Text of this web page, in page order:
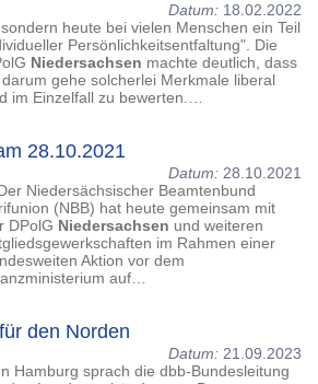
Datum: 18.02.2022
sondern heute bei vielen Menschen ein Teil
Persönlichkeitsentfaltung". Die
Niedersachsen machte deutlich, dass
gehe solcherlei Merkmale liberal
im Einzelfall zu bewerten.…
28.10.2021
Datum: 28.10.2021
Niedersächsischer Beamtenbund
(NBB) hat heute gemeinsam mit
DPolG Niedersachsen und weiteren
im Rahmen einer
Aktion vor dem
auf…
den Norden
Datum: 21.09.2023
Hamburg sprach die dbb-Bundesleitung